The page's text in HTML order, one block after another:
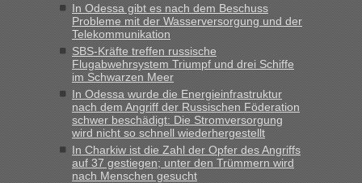
In Odessa gibt es nach dem Beschuss
Probleme mit der Wasserversorgung und der
Telekommunikation
SBS-Kräfte treffen russische
Flugabwehrsystem Triumpf und drei Schiffe
im Schwarzen Meer
In Odessa wurde die Energieinfrastruktur
nach dem Angriff der Russischen Föderation
schwer beschädigt: Die Stromversorgung
wird nicht so schnell wiederhergestellt
In Charkiw ist die Zahl der Opfer des Angriffs
auf 37 gestiegen; unter den Trümmern wird
nach Menschen gesucht